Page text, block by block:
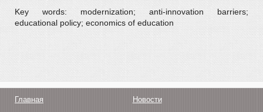
Key words: modernization; anti-innovation barriers;
educational policy; economics of education
Главная Новости